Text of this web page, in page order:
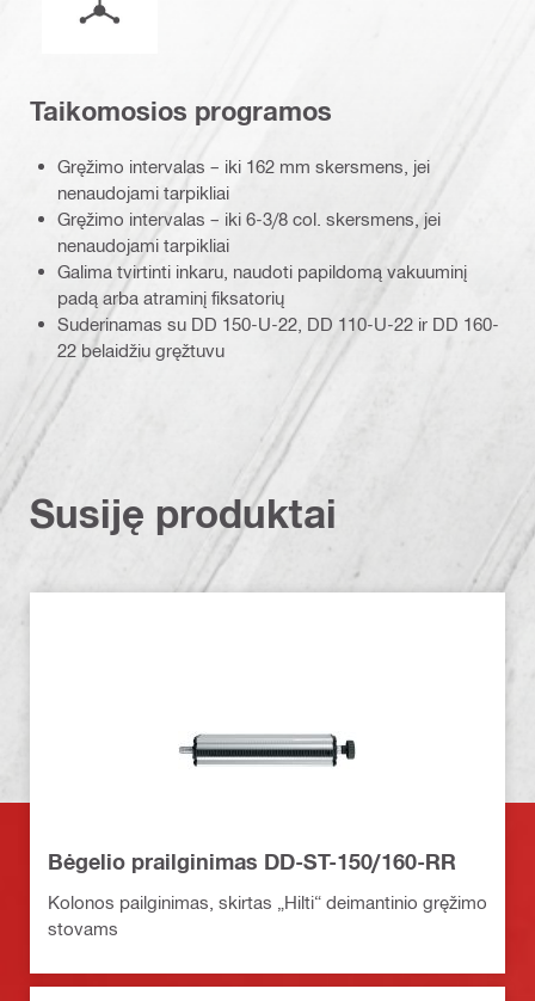
Taikomosios programos
Gręžimo intervalas – iki 162 mm skersmens, jei
nenaudojami tarpikliai
Gręžimo intervalas – iki 6-3/8 col. skersmens, jei
nenaudojami tarpikliai
Galima tvirtinti inkaru, naudoti papildomą vakuuminį
padą arba atraminį fiksatorių
Suderinamas su DD 150-U-22, DD 110-U-22 ir DD 160-
22 belaidžiu gręžtuvu
Susiję produktai
Bėgelio prailginimas DD-ST-150/160-RR
Kolonos pailginimas, skirtas „Hilti“ deimantinio gręžimo
stovams